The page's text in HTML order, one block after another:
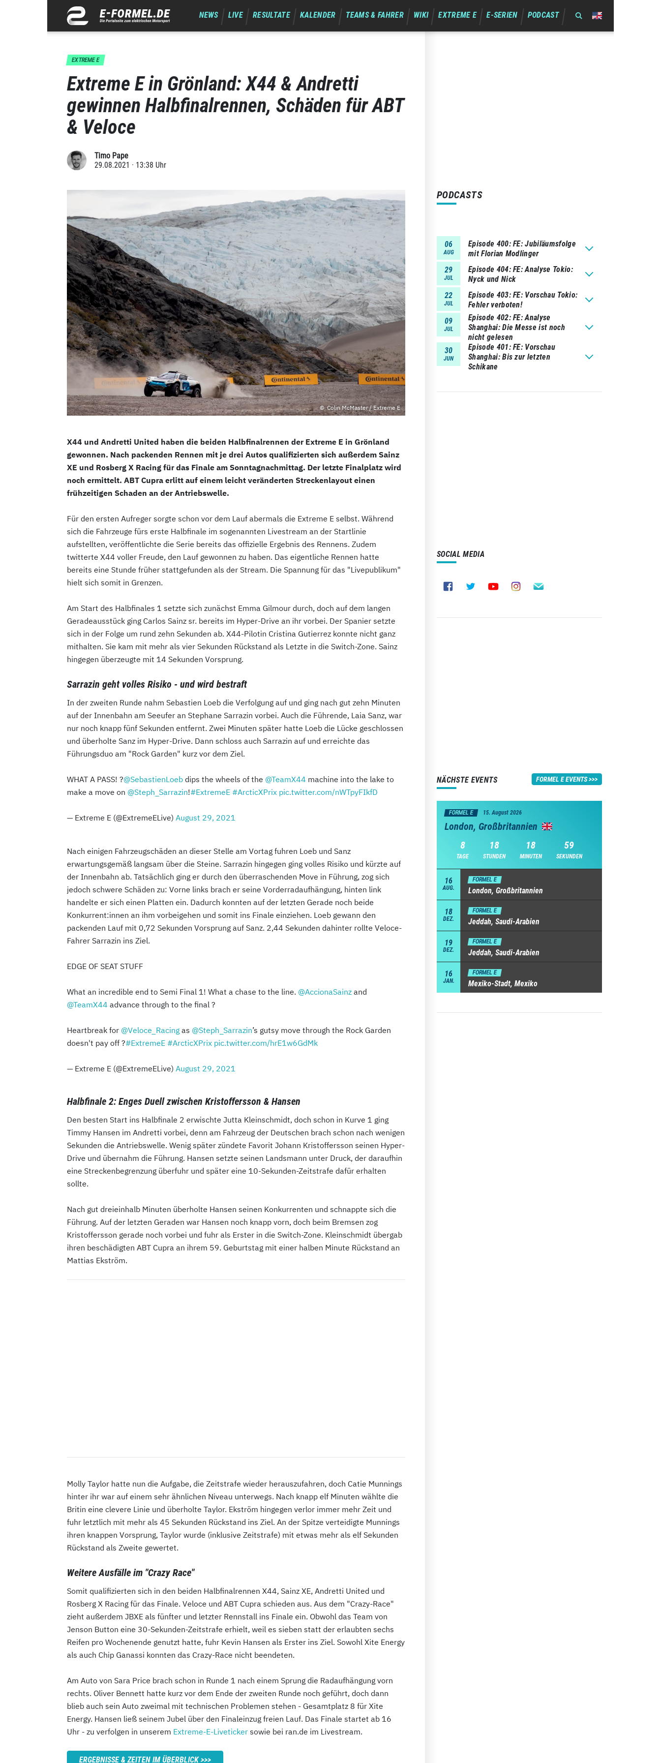
NEWS LIVE RESULTATE KALENDER TEAMS & FAHRER WIKI EXTREME E E-SERIEN PODCAST
EXTREME E
Extreme E in Grönland: X44 & Andretti
gewinnen Halbfinalrennen, Schäden für ABT
& Veloce
Timo Pape
29.08.2021 · 13:38 Uhr
Colin McMaster / Extreme E
X44 und Andretti United haben die beiden Halbfinalrennen der Extreme E in Grönland
gewonnen. Nach packenden Rennen mit je drei Autos qualifizierten sich außerdem Sainz
XE und Rosberg X Racing für das Finale am Sonntagnachmittag. Der letzte Finalplatz wird
noch ermittelt. ABT Cupra erlitt auf einem leicht veränderten Streckenlayout einen
frühzeitigen Schaden an der Antriebswelle.
Für den ersten Aufreger sorgte schon vor dem Lauf abermals die Extreme E selbst. Während
sich die Fahrzeuge fürs erste Halbfinale im sogenannten Livestream an der Startlinie
aufstellten, veröffentlichte die Serie bereits das offizielle Ergebnis des Rennens. Zudem
twitterte X44 voller Freude, den Lauf gewonnen zu haben. Das eigentliche Rennen hatte
bereits eine Stunde früher stattgefunden als der Stream. Die Spannung für das "Livepublikum"
hielt sich somit in Grenzen.
Am Start des Halbfinales 1 setzte sich zunächst Emma Gilmour durch, doch auf dem langen
Geradeausstück ging Carlos Sainz sr. bereits im Hyper-Drive an ihr vorbei. Der Spanier setzte
sich in der Folge um rund zehn Sekunden ab. X44-Pilotin Cristina Gutierrez konnte nicht ganz
mithalten. Sie kam mit mehr als vier Sekunden Rückstand als Letzte in die Switch-Zone. Sainz
hingegen überzeugte mit 14 Sekunden Vorsprung.
Sarrazin geht volles Risiko - und wird bestraft
In der zweiten Runde nahm Sebastien Loeb die Verfolgung auf und ging nach gut zehn Minuten
auf der Innenbahn am Seeufer an Stephane Sarrazin vorbei. Auch die Führende, Laia Sanz, war
nur noch knapp fünf Sekunden entfernt. Zwei Minuten später hatte Loeb die Lücke geschlossen
und überholte Sanz im Hyper-Drive. Dann schloss auch Sarrazin auf und erreichte das
Führungsduo am "Rock Garden" kurz vor dem Ziel.
WHAT A PASS! ?@SebastienLoeb dips the wheels of the @TeamX44 machine into the lake to
make a move on @Steph_Sarrazin!#ExtremeE #ArcticXPrix pic.twitter.com/nWTpyFIkfD
— Extreme E (@ExtremeELive) August 29, 2021
Nach einigen Fahrzeugschäden an dieser Stelle am Vortag fuhren Loeb und Sanz
erwartungsgemäß langsam über die Steine. Sarrazin hingegen ging volles Risiko und kürzte auf
der Innenbahn ab. Tatsächlich ging er durch den überraschenden Move in Führung, zog sich
jedoch schwere Schäden zu: Vorne links brach er seine Vorderradaufhängung, hinten link
handelte er sich einen Platten ein. Dadurch konnten auf der letzten Gerade noch beide
Konkurrent:innen an ihm vorbeigehen und somit ins Finale einziehen. Loeb gewann den
packenden Lauf mit 0,72 Sekunden Vorsprung auf Sanz. 2,44 Sekunden dahinter rollte Veloce-
Fahrer Sarrazin ins Ziel.
EDGE OF SEAT STUFF
What an incredible end to Semi Final 1! What a chase to the line. @AccionaSainz and
@TeamX44 advance through to the final ?
Heartbreak for @Veloce_Racing as @Steph_Sarrazin’s gutsy move through the Rock Garden
doesn't pay off ?#ExtremeE #ArcticXPrix pic.twitter.com/hrE1w6GdMk
— Extreme E (@ExtremeELive) August 29, 2021
Halbfinale 2: Enges Duell zwischen Kristoffersson & Hansen
Den besten Start ins Halbfinale 2 erwischte Jutta Kleinschmidt, doch schon in Kurve 1 ging
Timmy Hansen im Andretti vorbei, denn am Fahrzeug der Deutschen brach schon nach wenigen
Sekunden die Antriebswelle. Wenig später zündete Favorit Johann Kristoffersson seinen Hyper-
Drive und übernahm die Führung. Hansen setzte seinen Landsmann unter Druck, der daraufhin
eine Streckenbegrenzung überfuhr und später eine 10-Sekunden-Zeitstrafe dafür erhalten
sollte.
Nach gut dreieinhalb Minuten überholte Hansen seinen Konkurrenten und schnappte sich die
Führung. Auf der letzten Geraden war Hansen noch knapp vorn, doch beim Bremsen zog
Kristoffersson gerade noch vorbei und fuhr als Erster in die Switch-Zone. Kleinschmidt übergab
ihren beschädigten ABT Cupra an ihrem 59. Geburtstag mit einer halben Minute Rückstand an
Mattias Ekström.
Molly Taylor hatte nun die Aufgabe, die Zeitstrafe wieder herauszufahren, doch Catie Munnings
hinter ihr war auf einem sehr ähnlichen Niveau unterwegs. Nach knapp elf Minuten wählte die
Britin eine clevere Linie und überholte Taylor. Ekström hingegen verlor immer mehr Zeit und
fuhr letztlich mit mehr als 45 Sekunden Rückstand ins Ziel. An der Spitze verteidigte Munnings
ihren knappen Vorsprung, Taylor wurde (inklusive Zeitstrafe) mit etwas mehr als elf Sekunden
Rückstand als Zweite gewertet.
Weitere Ausfälle im "Crazy Race"
Somit qualifizierten sich in den beiden Halbfinalrennen X44, Sainz XE, Andretti United und
Rosberg X Racing für das Finale. Veloce und ABT Cupra schieden aus. Aus dem "Crazy-Race"
zieht außerdem JBXE als fünfter und letzter Rennstall ins Finale ein. Obwohl das Team von
Jenson Button eine 30-Sekunden-Zeitstrafe erhielt, weil es sieben statt der erlaubten sechs
Reifen pro Wochenende genutzt hatte, fuhr Kevin Hansen als Erster ins Ziel. Sowohl Xite Energy
als auch Chip Ganassi konnten das Crazy-Race nicht beendeten.
Am Auto von Sara Price brach schon in Runde 1 nach einem Sprung die Radaufhängung vorn
rechts. Oliver Bennett hatte kurz vor dem Ende der zweiten Runde noch geführt, doch dann
blieb auch sein Auto zweimal mit technischen Problemen stehen - Gesamtplatz 8 für Xite
Energy. Hansen ließ seinem Jubel über den Finaleinzug freien Lauf. Das Finale startet ab 16
Uhr - zu verfolgen in unserem Extreme-E-Liveticker sowie bei ran.de im Livestream.
ERGEBNISSE & ZEITEN IM ÜBERBLICK
PODCASTS
06
AUG
Episode 400 FE: Jubiläumsfolge
mit Florian Modlinger
29
JUL
Episode 404 FE: Analyse Tokio:
Nyck und Nick
22
JUL
Episode 403 FE: Vorschau Tokio:
Fehler verboten!
09
JUL
Episode 402 FE: Analyse
Shanghai: Die Messe ist noch
nicht gelesen
30
JUN
Episode 401 FE: Vorschau
Shanghai: Bis zur letzten
Schikane
SOCIAL MEDIA
NÄCHSTE EVENTS FORMEL E EVENTS
FORMEL E 15. August 2026
London, Großbritannien
8
TAGE
18
STUNDEN
18
MINUTEN
58
SEKUNDEN
16
AUG.
FORMEL E
London, Großbritannien
18
DEZ.
FORMEL E
Jeddah, Saudi-Arabien
19
DEZ.
FORMEL E
Jeddah, Saudi-Arabien
16
JAN.
FORMEL E
Mexiko-Stadt, Mexiko